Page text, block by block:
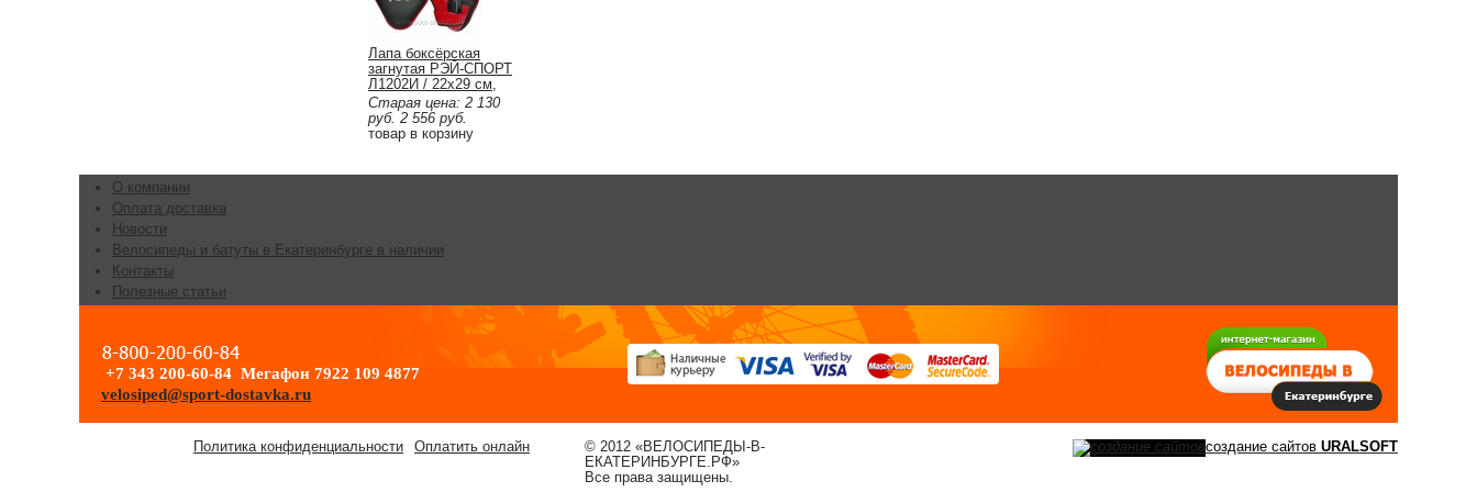
Лапа боксёрская
загнутая РЭЙ-СПОРТ
Л1202И / 22х29 см,
защита пальцев,
искожа
Старая цена: 2 130
руб. 2 556 руб.
товар в корзину
О компании
Оплата доставка
Новости
Велосипеды и батуты в Екатеринбурге в наличии
Контакты
Полезные статьи
+7 343 200-60-84 Мегафон 7922 109 4877
velosiped@sport-dostavka.ru
создание сайтов URALSOFT
Политика конфиденциальности Оплатить онлайн
© 2012 «ВЕЛОСИПЕДЫ-В-
ЕКАТЕРИНБУРГЕ.РФ»
Все права защищены.